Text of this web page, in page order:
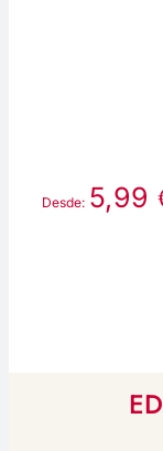
Desde: 5,99